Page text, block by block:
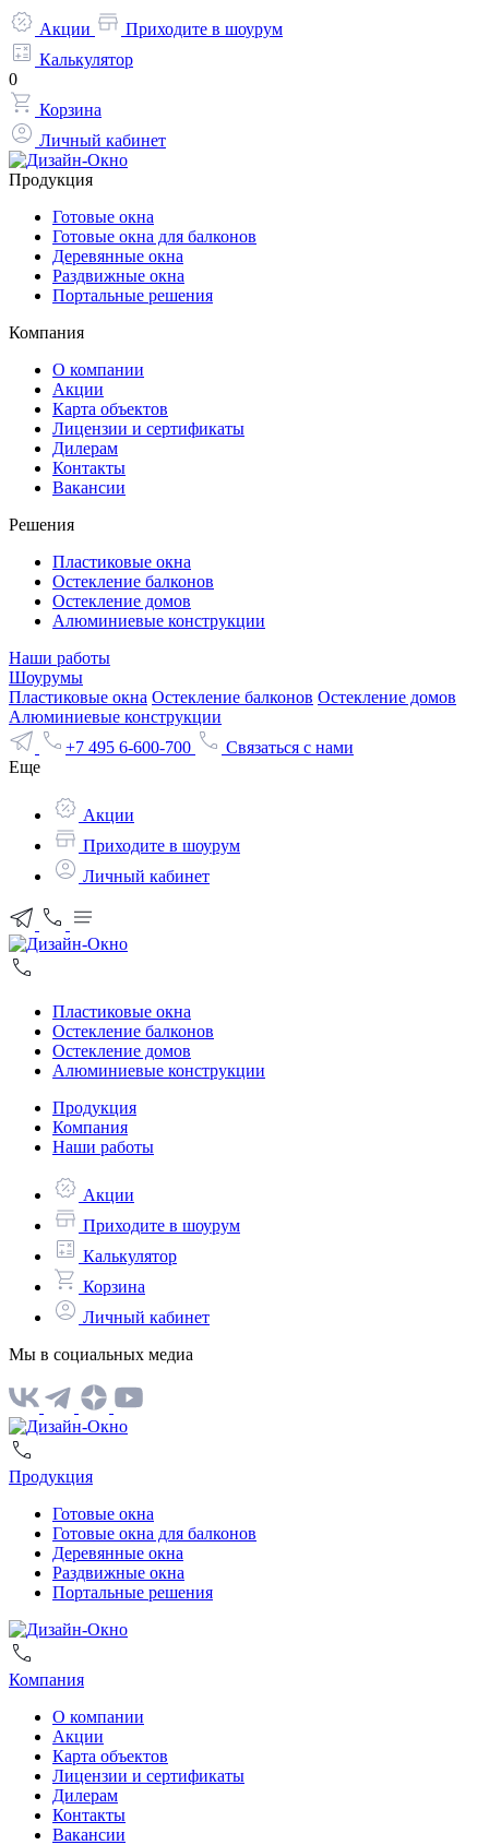
Акции
Приходите в шоурум
Калькулятор
0
Корзина
Личный кабинет
Продукция
Готовые окна
Готовые окна для балконов
Деревянные окна
Раздвижные окна
Портальные решения
Компания
О компании
Акции
Карта объектов
Лицензии и сертификаты
Дилерам
Контакты
Вакансии
Решения
Пластиковые окна
Остекление балконов
Остекление домов
Алюминиевые конструкции
Наши работы
Шоурумы
Пластиковые окна Остекление балконов Остекление домов
Алюминиевые конструкции
+7 495 6-600-700
Связаться с нами
Еще
Акции
Приходите в шоурум
Личный кабинет
Пластиковые окна
Остекление балконов
Остекление домов
Алюминиевые конструкции
Продукция
Компания
Наши работы
Акции
Приходите в шоурум
Калькулятор
Корзина
Личный кабинет
Мы в социальных медиа
Продукция
Готовые окна
Готовые окна для балконов
Деревянные окна
Раздвижные окна
Портальные решения
Компания
О компании
Акции
Карта объектов
Лицензии и сертификаты
Дилерам
Контакты
Вакансии